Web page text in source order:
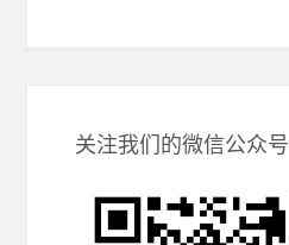
关注我们的微信公众号